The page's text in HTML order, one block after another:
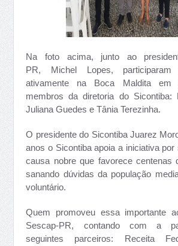
Na foto acima, junto ao
PR, Michel Lopes, participaram
ativamente na Boca Maldita em
membros da diretoria do Sicontiba:
Juliana Guedes e Tânia Terezinha.
O presidente do Sicontiba Juarez
anos o Sicontiba apoia a iniciativa
causa nobre que favorece centenas
sanando dúvidas da população
voluntário.
Quem promoveu essa importante
Sescap-PR, contando com a
seguintes parceiros: Receita